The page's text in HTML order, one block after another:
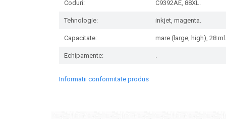
Coduri: C9392AE, 88XL.
Tehnologie: inkjet, magenta.
Capacitate: mare (large, high), 28 ml.
Echipamente: .
Informatii conformitate produs